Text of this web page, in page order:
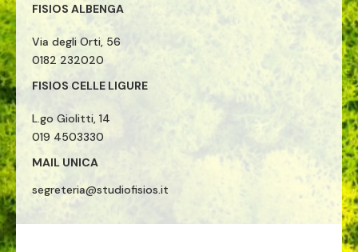
FISIOS ALBENGA
Via degli Orti, 56
0182 232020
FISIOS CELLE LIGURE
L.go Giolitti, 14
019 4503330
MAIL UNICA
segreteria@studiofisios.it